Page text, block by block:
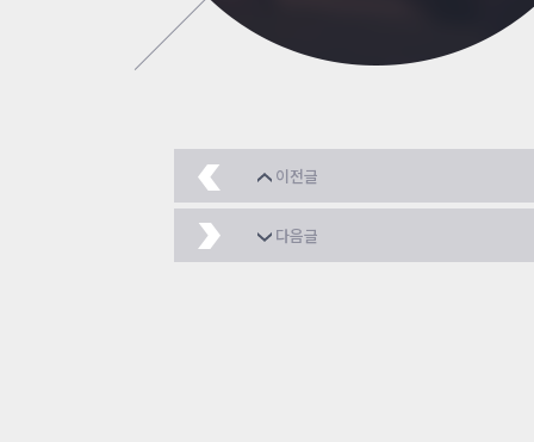
이전글
cp카운터 상점 맛있어
다음글